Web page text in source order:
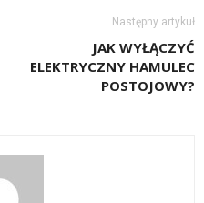
Następny artykuł
JAK WYŁĄCZYĆ
ELEKTRYCZNY HAMULEC
POSTOJOWY?